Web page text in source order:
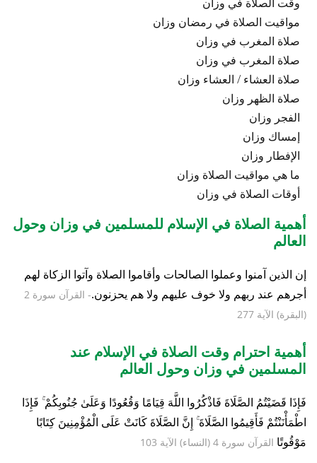
مواقيت الصلاة في رمضان وزان
صلاة المغرب في وزان
صلاة المغرب في وزان
صلاة العشاء / العشاء وزان
صلاة الظهر وزان
الفجر وزان
إمساك وزان
الإفطار وزان
ما هي مواقيت الصلاة وزان
أوقات الصلاة في وزان
أهمية الصلاة في الإسلام للمسلمين في وزان وحول
العالم
إن الذين آمنوا وعملوا الصالحات وأقاموا الصلاة وآتوا الزكاة لهم
أجرهم عند ربهم ولا خوف عليهم ولا هم يحزنون.
- القرآن سورة 2
(البقرة) الآية 277
أهمية احترام وقت الصلاة في الإسلام عند
المسلمين في وزان وحول العالم
فَإِذَا قَضَيْتُمُ الصَّلَاةَ فَاذْكُرُوا اللَّهَ قِيَامًا وَقُعُودًا وَعَلَىٰ جُنُوبِكُمْ ۚ فَإِذَا
اطْمَأْنَنْتُمْ فَأَقِيمُوا الصَّلَاةَ ۚ إِنَّ الصَّلَاةَ كَانَتْ عَلَى الْمُؤْمِنِينَ كِتَابًا
مَوْقُوتًا القرآن سورة 4 (النساء) الآية 103